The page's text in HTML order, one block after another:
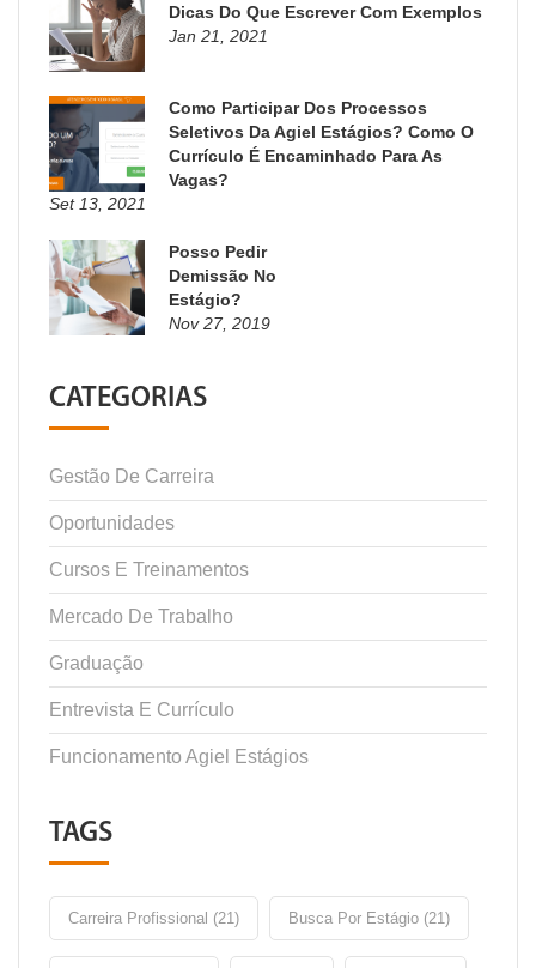
Dicas Do Que Escrever Com Exemplos
Jan 21, 2021
Como Participar Dos Processos
Seletivos Da Agiel Estágios? Como O
Currículo É Encaminhado Para As
Vagas?
Set 13, 2021
Posso Pedir
Demissão No
Estágio?
Nov 27, 2019
CATEGORIAS
Gestão De Carreira
Oportunidades
Cursos E Treinamentos
Mercado De Trabalho
Graduação
Entrevista E Currículo
Funcionamento Agiel Estágios
TAGS
Carreira Profissional (21) Busca Por Estágio (21)